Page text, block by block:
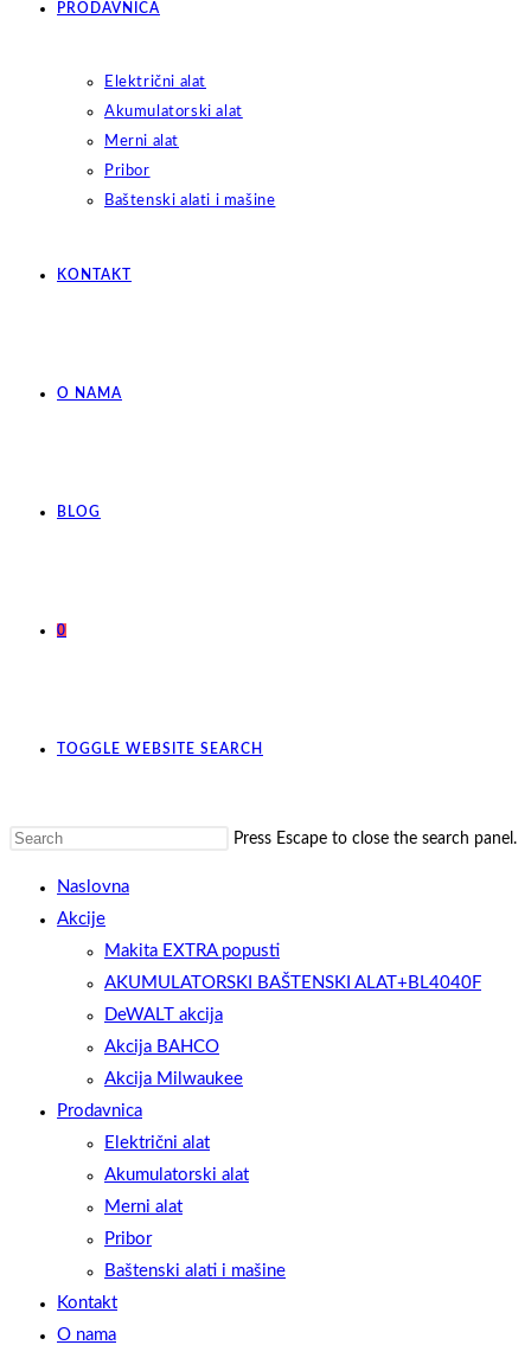
PRODAVNICA
Električni alat
Akumulatorski alat
Merni alat
Pribor
Baštenski alati i mašine
KONTAKT
O NAMA
BLOG
0
TOGGLE WEBSITE SEARCH
Press Escape to close the search panel.
Naslovna
Akcije
Makita EXTRA popusti
AKUMULATORSKI BAŠTENSKI ALAT+BL4040F
DeWALT akcija
Akcija BAHCO
Akcija Milwaukee
Prodavnica
Električni alat
Akumulatorski alat
Merni alat
Pribor
Baštenski alati i mašine
Kontakt
O nama